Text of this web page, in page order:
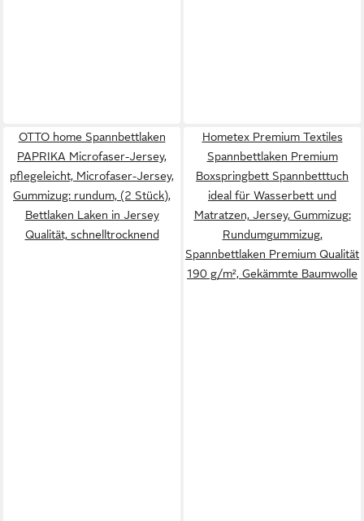
OTTO home Spannbettlaken
PAPRIKA Microfaser-Jersey,
pflegeleicht, Microfaser-Jersey,
Gummizug: rundum, (2 Stück),
Bettlaken Laken in Jersey
Qualität, schnelltrocknend
Hometex Premium Textiles
Spannbettlaken Premium
Boxspringbett Spannbetttuch
ideal für Wasserbett und
Matratzen, Jersey, Gummizug:
Rundumgummizug,
Spannbettlaken Premium Qualität
190 g/m², Gekämmte Baumwolle